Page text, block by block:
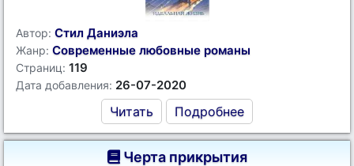
Автор: Стил Даниэла
Жанр: Современные любовные романы
Страниц: 119
Дата добавления: 26-07-2020
Читать Подробнее
Черта прикрытия